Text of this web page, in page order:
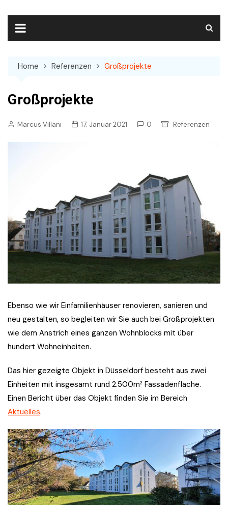
content
Home Referenzen Großprojekte
Großprojekte
Marcus Villani 17. Januar 2021 0 Referenzen
Ebenso wie wir Einfamilienhäuser renovieren, sanieren und
neu gestalten, so begleiten wir Sie auch bei Großprojekten
wie dem Anstrich eines ganzen Wohnblocks mit über
hundert Wohneinheiten.
Das hier gezeigte Objekt in Düsseldorf besteht aus zwei
Einheiten mit insgesamt rund 2.500m² Fassadenfläche.
Einen Bericht über das Objekt finden Sie im Bereich
Aktuelles.